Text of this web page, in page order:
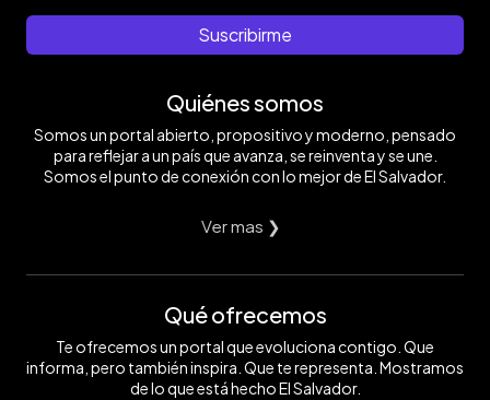
Suscribirme
Quiénes somos
Somos un portal abierto, propositivo y moderno, pensado
para reflejar a un país que avanza, se reinventa y se une.
Somos el punto de conexión con lo mejor de El Salvador.
Ver mas ❯
Qué ofrecemos
Te ofrecemos un portal que evoluciona contigo. Que
informa, pero también inspira. Que te representa. Mostramos
de lo que está hecho El Salvador.